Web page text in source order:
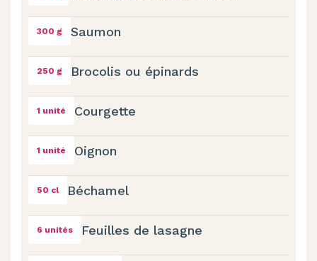
300 g Saumon
250 g Brocolis ou épinards
1 unité Courgette
1 unité Oignon
50 cl Béchamel
6 unités Feuilles de lasagne